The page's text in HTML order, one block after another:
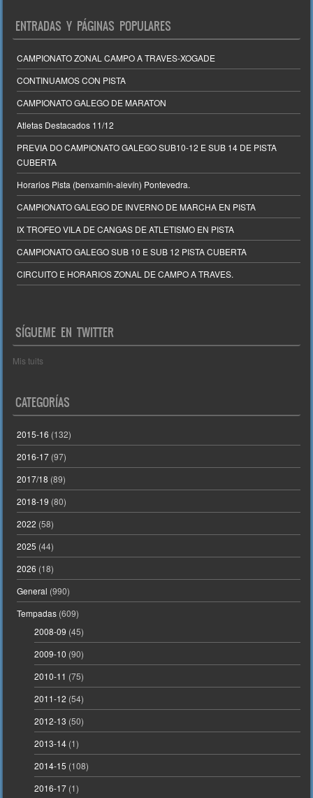
ENTRADAS Y PÁGINAS POPULARES
CAMPIONATO ZONAL CAMPO A TRAVES-XOGADE
CONTINUAMOS CON PISTA
CAMPIONATO GALEGO DE MARATON
Atletas Destacados 11/12
PREVIA DO CAMPIONATO GALEGO SUB10-12 E SUB 14 DE PISTA
CUBERTA
Horarios Pista (benxamín-alevín) Pontevedra.
CAMPIONATO GALEGO DE INVERNO DE MARCHA EN PISTA
IX TROFEO VILA DE CANGAS DE ATLETISMO EN PISTA
CAMPIONATO GALEGO SUB 10 E SUB 12 PISTA CUBERTA
CIRCUITO E HORARIOS ZONAL DE CAMPO A TRAVES.
SÍGUEME EN TWITTER
Mis tuits
CATEGORÍAS
2015-16 (132)
2016-17 (97)
2017/18 (89)
2018-19 (80)
2022 (58)
2025 (44)
2026 (18)
General (990)
Tempadas (609)
2008-09 (45)
2009-10 (90)
2010-11 (75)
2011-12 (54)
2012-13 (50)
2013-14(1)
2014-15 (108)
2016-17(1)